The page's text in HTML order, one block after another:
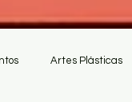
Artes Plásticas